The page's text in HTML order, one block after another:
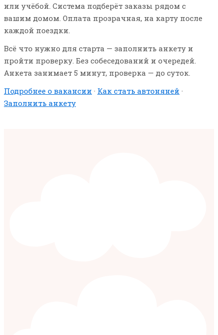
или учёбой. Система подберёт заказы рядом с
вашим домом. Оплата прозрачная, на карту после
каждой поездки.
Всё что нужно для старта — заполнить анкету и
пройти проверку. Без собеседований и очередей.
Анкета занимает 5 минут, проверка — до суток.
Подробнее о вакансии · Как стать автоняней ·
Заполнить анкету